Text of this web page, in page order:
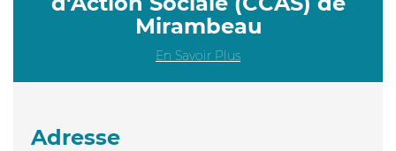
Mirambeau
En Savoir Plus
Adresse